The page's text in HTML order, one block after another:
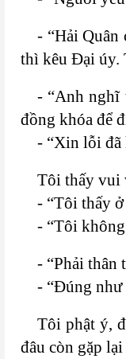
- “Hải
thì kêu Đại úy.
- “Anh nghĩ
đồng khóa để
- “Xin lỗi đã
Tôi thấy vui
- “Tôi thấy
- “Tôi
- “Phải thân
- “Đúng như
Tôi phật ý,
đâu còn gặp